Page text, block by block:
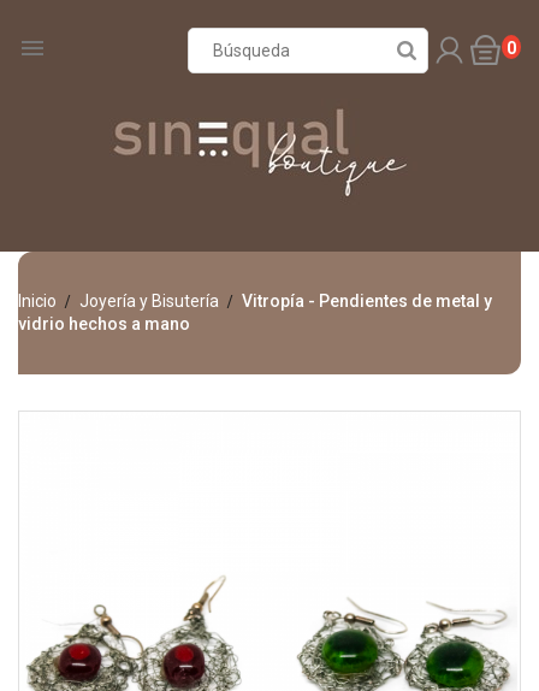
 0
Inicio Joyería y Bisutería
Vitropía - Pendientes de metal y
vidrio hechos a mano